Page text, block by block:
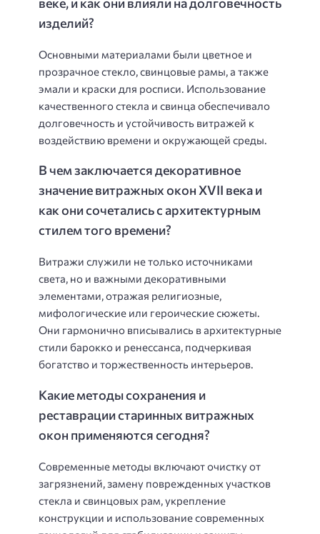
изделий?
Основными материалами были цветное и
прозрачное стекло, свинцовые рамы, а также
эмали и краски для росписи. Использование
качественного стекла и свинца обеспечивало
долговечность и устойчивость витражей к
воздействию времени и окружающей среды.
В чем заключается декоративное
значение витражных окон XVII века и
как они сочетались с архитектурным
стилем того времени?
Витражи служили не только источниками
света, но и важными декоративными
элементами, отражая религиозные,
мифологические или героические сюжеты.
Они гармонично вписывались в архитектурные
стили барокко и ренессанса, подчеркивая
богатство и торжественность интерьеров.
Какие методы сохранения и
реставрации старинных витражных
окон применяются сегодня?
Современные методы включают очистку от
загрязнений, замену поврежденных участков
стекла и свинцовых рам, укрепление
конструкции и использование современных